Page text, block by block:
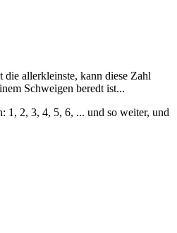
allerkleinste, kann diese Zahl
Schweigen beredt ist...
1, 2, 3, 4, 5, 6, ... und so weiter, und